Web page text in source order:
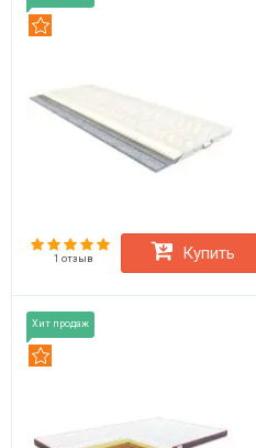
1 отзыв Купить
Хит продаж